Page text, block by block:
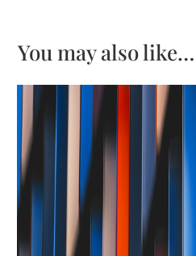
You may also like…